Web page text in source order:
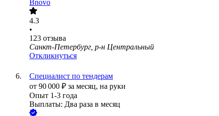
Bnovo
4.3
•
123 отзыва
Санкт-Петербург, р-н Центральный
Откликнуться
Специалист по тендерам
от 90 000 ₽ за месяц, на руки
Опыт 1-3 года
Выплаты: Два раза в месяц